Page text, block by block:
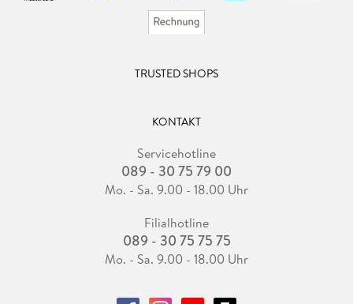
TRUSTED SHOPS
KONTAKT
Servicehotline
089 - 30 75 79 00
Mo. - Sa. 9.00 - 18.00 Uhr
Filialhotline
089 - 30 75 75 75
Mo. - Sa. 9.00 - 18.00 Uhr